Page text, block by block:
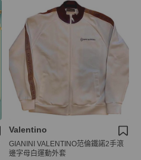
Valentino
GIANINI VALENTINO范倫鐵諾2手滾
邊字母白運動外套